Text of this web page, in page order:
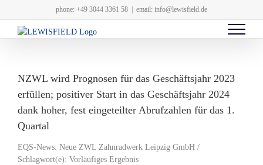
Inhalt
springen
phone: +49 3044 3361 58 email: info@lewisfield.de
NZWL wird Prognosen für das Geschäftsjahr 2023
erfüllen; positiver Start in das Geschäftsjahr 2024
dank hoher, fest eingeteilter Abrufzahlen für das 1.
Quartal
EQS-News: Neue ZWL Zahnradwerk Leipzig GmbH /
Schlagwort(e): Vorläufiges Ergebnis